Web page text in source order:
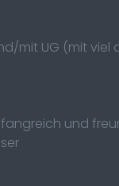
mit UG (mit
und